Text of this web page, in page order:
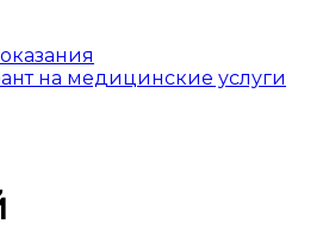
на медицинские услуги